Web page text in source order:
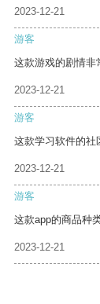
2023-12-21
游客
这款游戏的剧情非
2023-12-21
游客
这款学习软件的社
2023-12-21
游客
这款app的商品种
2023-12-21